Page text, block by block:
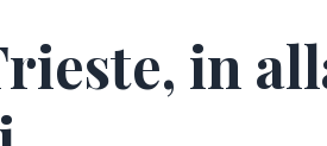
in